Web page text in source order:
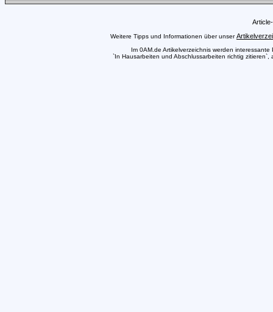
Weitere Tipps und Informationen über unser
Im 0AM.de Artikelverzeichnis werden
`In Hausarbeiten und Abschlussarbeiten richtig